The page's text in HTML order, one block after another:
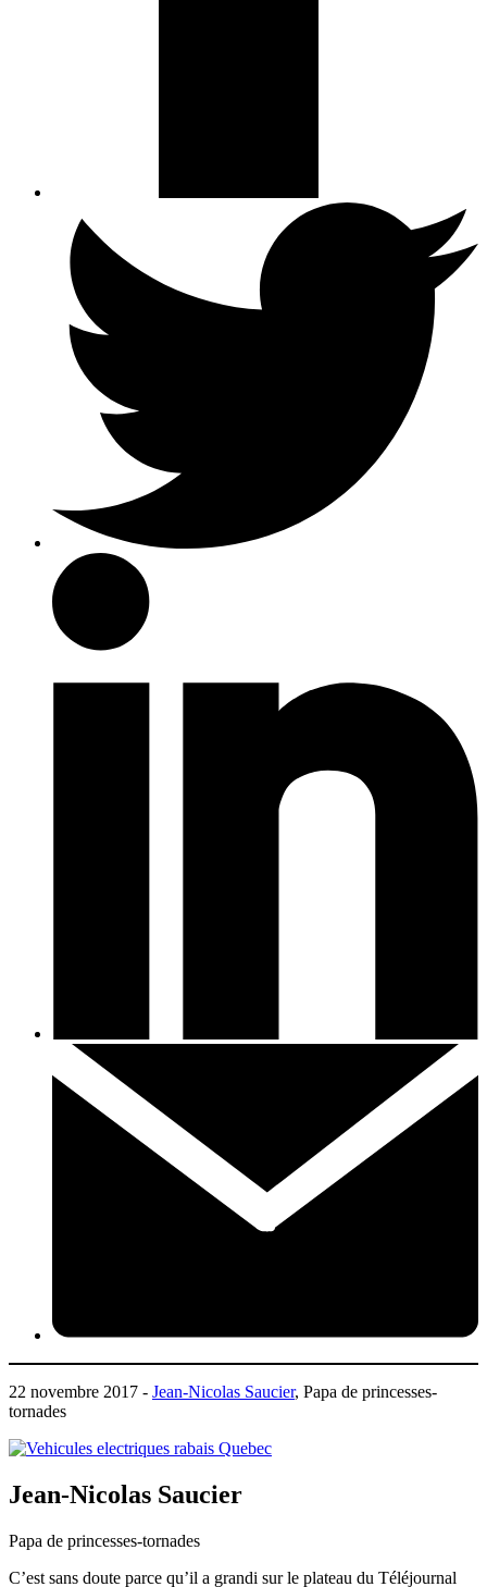
22 novembre 2017 - Jean-Nicolas Saucier, Papa de princesses-
tornades
Jean-Nicolas Saucier
Papa de princesses-tornades
C’est sans doute parce qu’il a grandi sur le plateau du Téléjournal